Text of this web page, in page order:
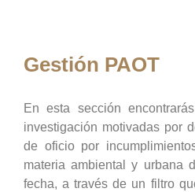
Gestión PAOT
En esta sección
investigación motivadas por
de oficio por
materia ambiental y urbana
fecha, a través de un filtro